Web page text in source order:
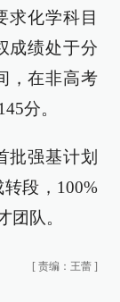
求化学科目
成绩处于分
，在非高考
分。
批强基计划
段，100%
团队。
[ 责编：王蕾 ]